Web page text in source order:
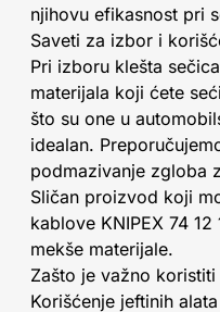
njihovu efikasnost pri
Saveti za izbor i
Pri izboru klešta
materijala koji ćete
što su one u
idealan.
podmazivanje zgloba
Sličan proizvod koji
kablove KNIPEX 74
mekše materijale.
Zašto je važno
Korišćenje jeftinih